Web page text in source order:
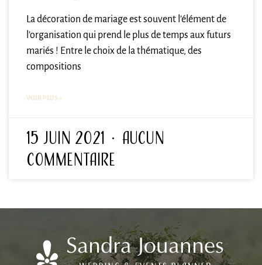
La décoration de mariage est souvent l’élément de
l’organisation qui prend le plus de temps aux futurs
mariés ! Entre le choix de la thématique, des
compositions
VOIR PLUS »
15 juin 2021
Aucun
commentaire